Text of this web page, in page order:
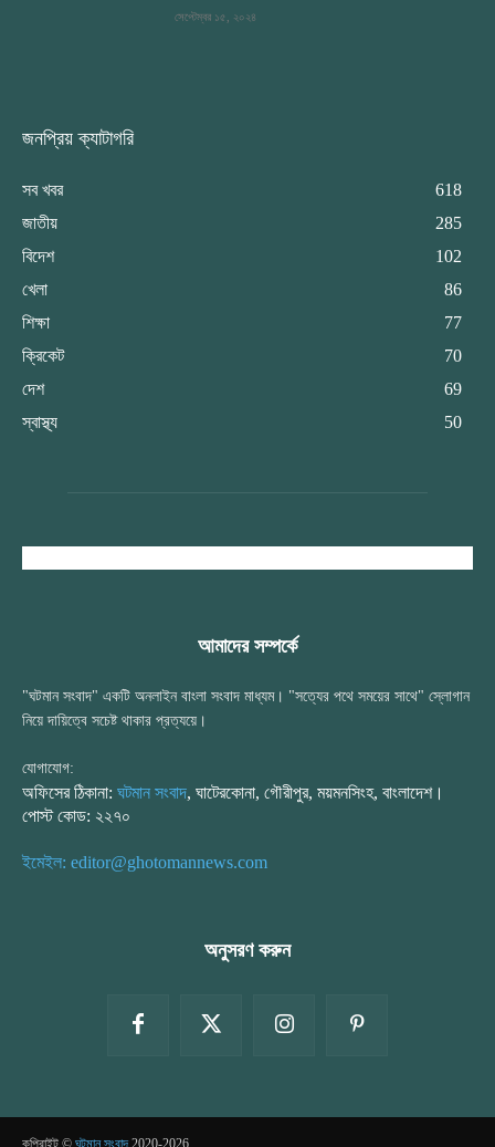
সেপ্টেম্বর ১৫, ২০২৪
জনপ্রিয় ক্যাটাগরি
সব খবর
618
জাতীয়
285
বিদেশ
102
খেলা
86
শিক্ষা
77
ক্রিকেট
70
দেশ
69
স্বাস্থ্য
50
আমাদের সম্পর্কে
"ঘটমান সংবাদ" একটি অনলাইন বাংলা সংবাদ মাধ্যম। "সত্যের পথে সময়ের সাথে" স্লোগান
নিয়ে দায়িত্বে সচেষ্ট থাকার প্রত্যয়ে।
যোগাযোগ:
অফিসের ঠিকানা: ঘটমান সংবাদ, ঘাটেরকোনা, গৌরীপুর, ময়মনসিংহ, বাংলাদেশ।
পোস্ট কোড: ২২৭০
ইমেইল: editor@ghotomannews.com
অনুসরণ করুন